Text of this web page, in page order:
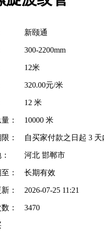
新颐通
300-2200mm
12米
320.00元/米
12 米
： 10000 米
： 自买家付款之日起 3 天
河北 邯郸市
： 长期有效
： 2026-07-25 11:21
： 3470